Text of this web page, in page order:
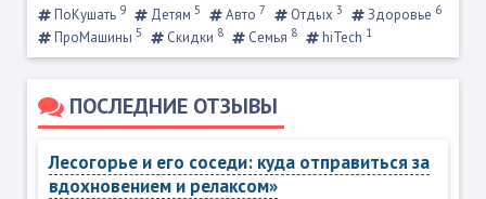
ПоКушать 9 Детям 5 Авто 7 Отдых 3 Здоровье 6
ПроМашины 5 Скидки 8 Семья 8 hiTech 1
ПОСЛЕДНИЕ ОТЗЫВЫ
Лесогорье и его соседи: куда отправиться за
вдохновением и релаксом»